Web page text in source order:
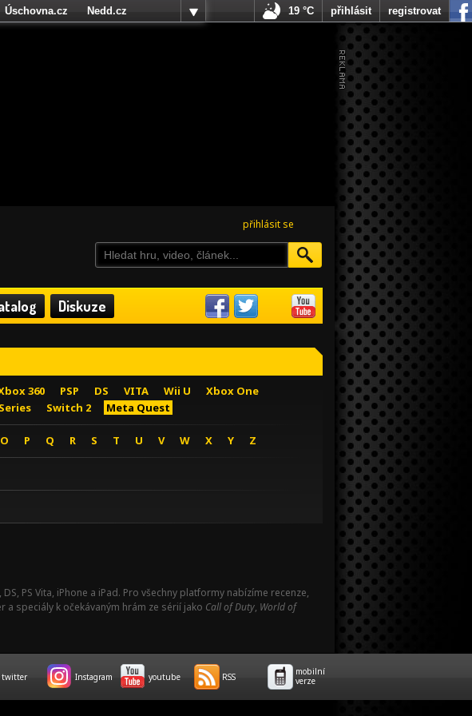
přihlásit se
Diskuze
360 PSP DS VITA Wii U
Xbox One
Switch 2 Meta Quest
O P Q R S T U V W X Y Z
PS Vita, iPhone a iPad. Pro všechny platformy nabízíme recenze,
speciály k očekávaným hrám ze sérií jako Call of Duty, World of
Úschovna.cz
Nedd.cz
19 °C přihlásit registrovat
twitter Instagram youtube RSS
mobilní
verze